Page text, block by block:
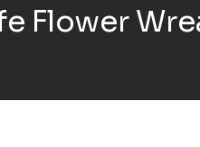
Flower